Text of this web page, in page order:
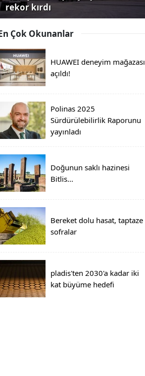
rekor kırdı
Çok Okunanlar
HUAWEI deneyim mağazası
açıldı!
Polinas 2025
Sürdürülebilirlik Raporunu
yayınladı
Doğunun saklı hazinesi
Bitlis...
Bereket dolu hasat, taptaze
sofralar
pladis'ten 2030'a kadar iki
kat büyüme hedefi